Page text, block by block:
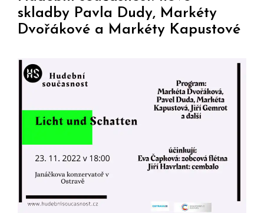
skladby Pavla Dudy, Markéty
Dvořákové a Markéty Kapustové